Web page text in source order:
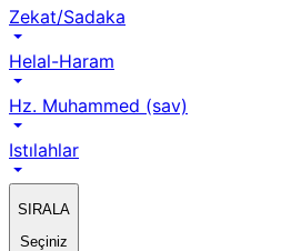
Zekat/Sadaka
Helal-Haram
Hz. Muhammed (sav)
Istılahlar
SIRALA
Seçiniz